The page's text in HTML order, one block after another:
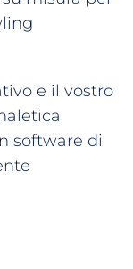
e il vostro
software di